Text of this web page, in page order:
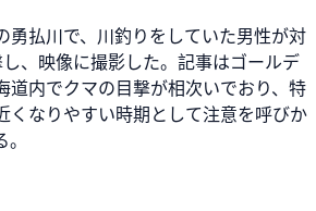
勇払川で、川釣りをしていた男性が対
、映像に撮影した。記事はゴールデ
道内でクマの目撃が相次いでおり、特
くなりやすい時期として注意を呼びか